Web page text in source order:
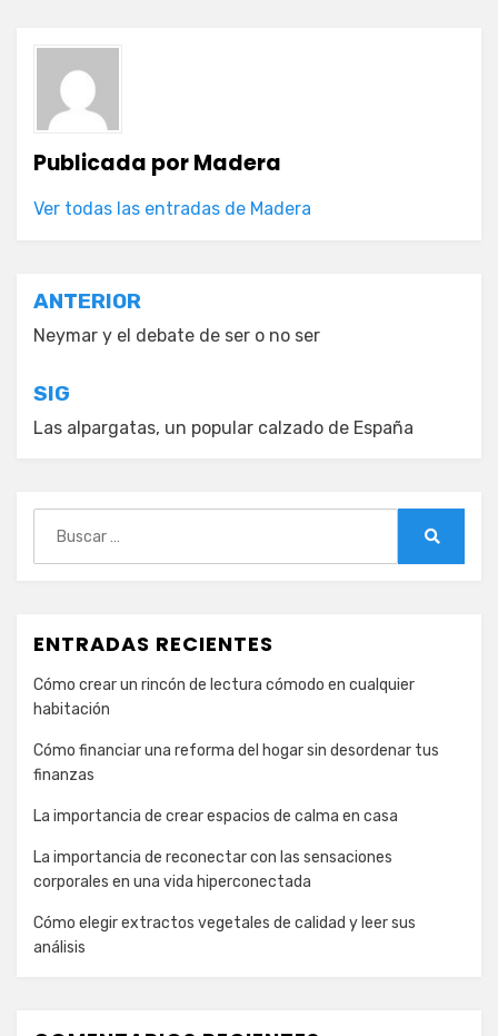
Publicada porMadera
Ver todas las entradas de Madera
Navegación
de
entradas
ANTERIOR
Neymar y el debate de ser o no ser
SIG
Las alpargatas, un popular calzado de España
ENTRADAS RECIENTES
Cómo crear un rincón de lectura cómodo en cualquier
habitación
Cómo financiar una reforma del hogar sin desordenar tus
finanzas
La importancia de crear espacios de calma en casa
La importancia de reconectar con las sensaciones
corporales en una vida hiperconectada
Cómo elegir extractos vegetales de calidad y leer sus
análisis